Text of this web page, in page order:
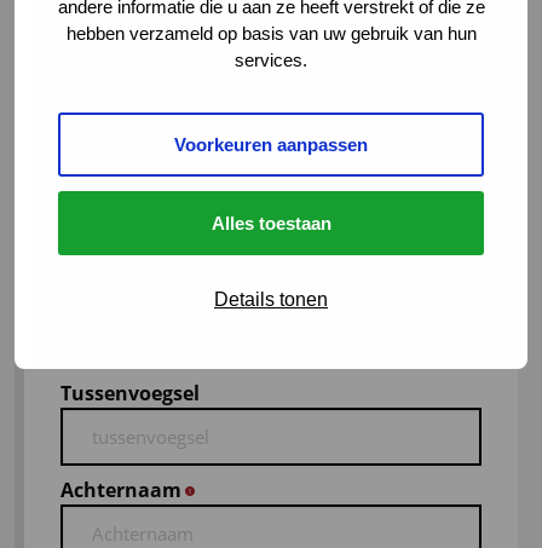
andere informatie die u aan ze heeft verstrekt of die ze
hebben verzameld op basis van uw gebruik van hun
services.
Voorkeuren aanpassen
Alles toestaan
Details tonen
€60.001 - €70.000 per jaar
Jan de Rijk Logistics
Nu solliciteren
Tussenvoegsel
Achternaam